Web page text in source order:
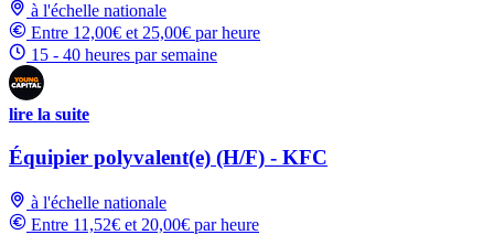
à l'échelle nationale
Entre 12,00€ et 25,00€ par heure
15 - 40 heures par semaine
lire la suite
Équipier polyvalent(e) (H/F) - KFC
à l'échelle nationale
Entre 11,52€ et 20,00€ par heure